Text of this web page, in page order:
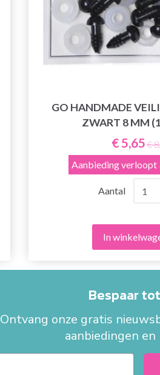
GO HANDMADE
ZWART 8 MM
€ 5,65 €
Aanbieding verloopt
Aantal
In
Bespaar
Ontvang onze gratis
aanbiedingen